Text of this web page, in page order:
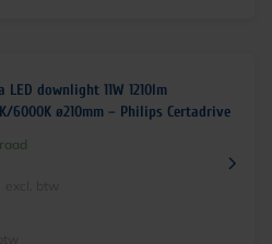
LED downlight 11W 1210lm
6000K ø210mm – Philips Certadrive